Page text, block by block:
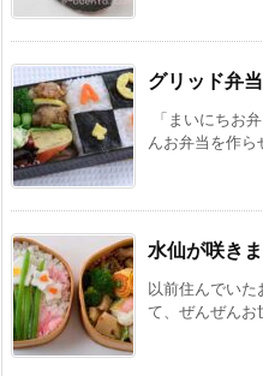
グリッド弁当
「まいにちお
んお弁当を作
水仙が咲き
以前住んでいた
て、ぜんぜんお